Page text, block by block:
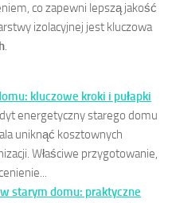
co zapewni lepszą jakość
izolacyjnej jest kluczowa
.
kluczowe kroki i pułapki
energetyczny starego domu
uniknąć kosztownych
Właściwe przygotowanie,
starym domu: praktyczne